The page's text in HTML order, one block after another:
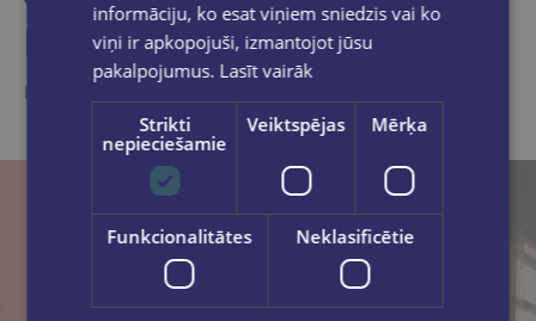
Līdzīgas preces
Ieskaties, varbūt noder
informāciju, ko esat viņiem sniedzis vai ko
viņi ir apkopojuši, izmantojot jūsu
pakalpojumus. Lasīt vairāk
Strikti
nepieciešamie
Veiktspējas Mērķa
Funkcionalitātes Neklasificētie